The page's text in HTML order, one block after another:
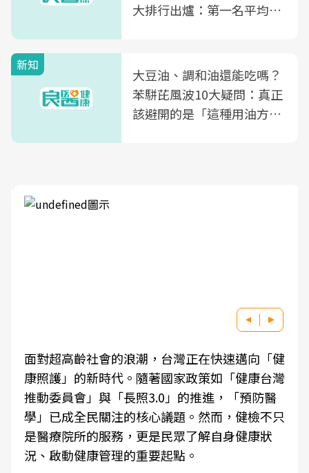
大排行出爐：第一名平均一
新知
大豆油、調和油還能吃嗎？
苯駢芘風波10大疑問：真正
該避開的是「這種用油方
面對超高齡社會的浪潮，台灣正在快速邁向「健
康照護」的新時代。隨著國家政策如「健康台灣
推動委員會」與「長照3.0」的推進，「預防醫
學」已成全民關注的核心議題。然而，健檢不只
是醫療院所的服務，更是民眾了解自身健康狀
況、啟動健康管理的重要起點。